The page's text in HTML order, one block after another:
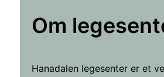
Om
Hanadalen legesenter er et